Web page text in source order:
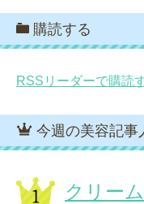
購読する
RSSリーダーで購読
今週の美容記事
クリー